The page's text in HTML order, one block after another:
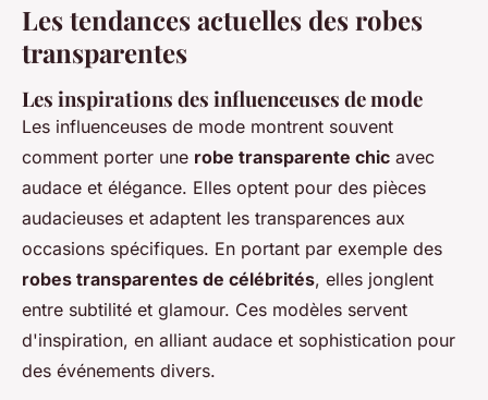
Les tendances actuelles des robes
transparentes
Les inspirations des influenceuses de mode
Les influenceuses de mode montrent souvent
comment porter une robe transparente chic avec
audace et élégance. Elles optent pour des pièces
audacieuses et adaptent les transparences aux
occasions spécifiques. En portant par exemple des
robes transparentes de célébrités, elles jonglent
entre subtilité et glamour. Ces modèles servent
d'inspiration, en alliant audace et sophistication pour
des événements divers.